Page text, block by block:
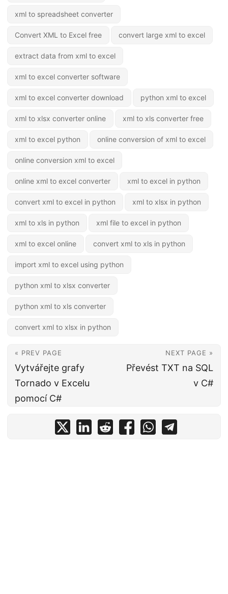
xml to spreadsheet converter
Convert XML to Excel free convert large xml to excel
extract data from xml to excel
xml to excel converter software
xml to excel converter download python xml to excel
xml to xlsx converter online xml to xls converter free
xml to excel python online conversion of xml to excel
online conversion xml to excel
online xml to excel converter xml to excel in python
convert xml to excel in python xml to xlsx in python
xml to xls in python xml file to excel in python
xml to excel online convert xml to xls in python
import xml to excel using python
python xml to xlsx converter
python xml to xls converter
convert xml to xlsx in python
« PREV PAGE
Vytvářejte grafy
Tornado v Excelu
pomocí C#
NEXT PAGE »
Převést TXT na SQL
v C#